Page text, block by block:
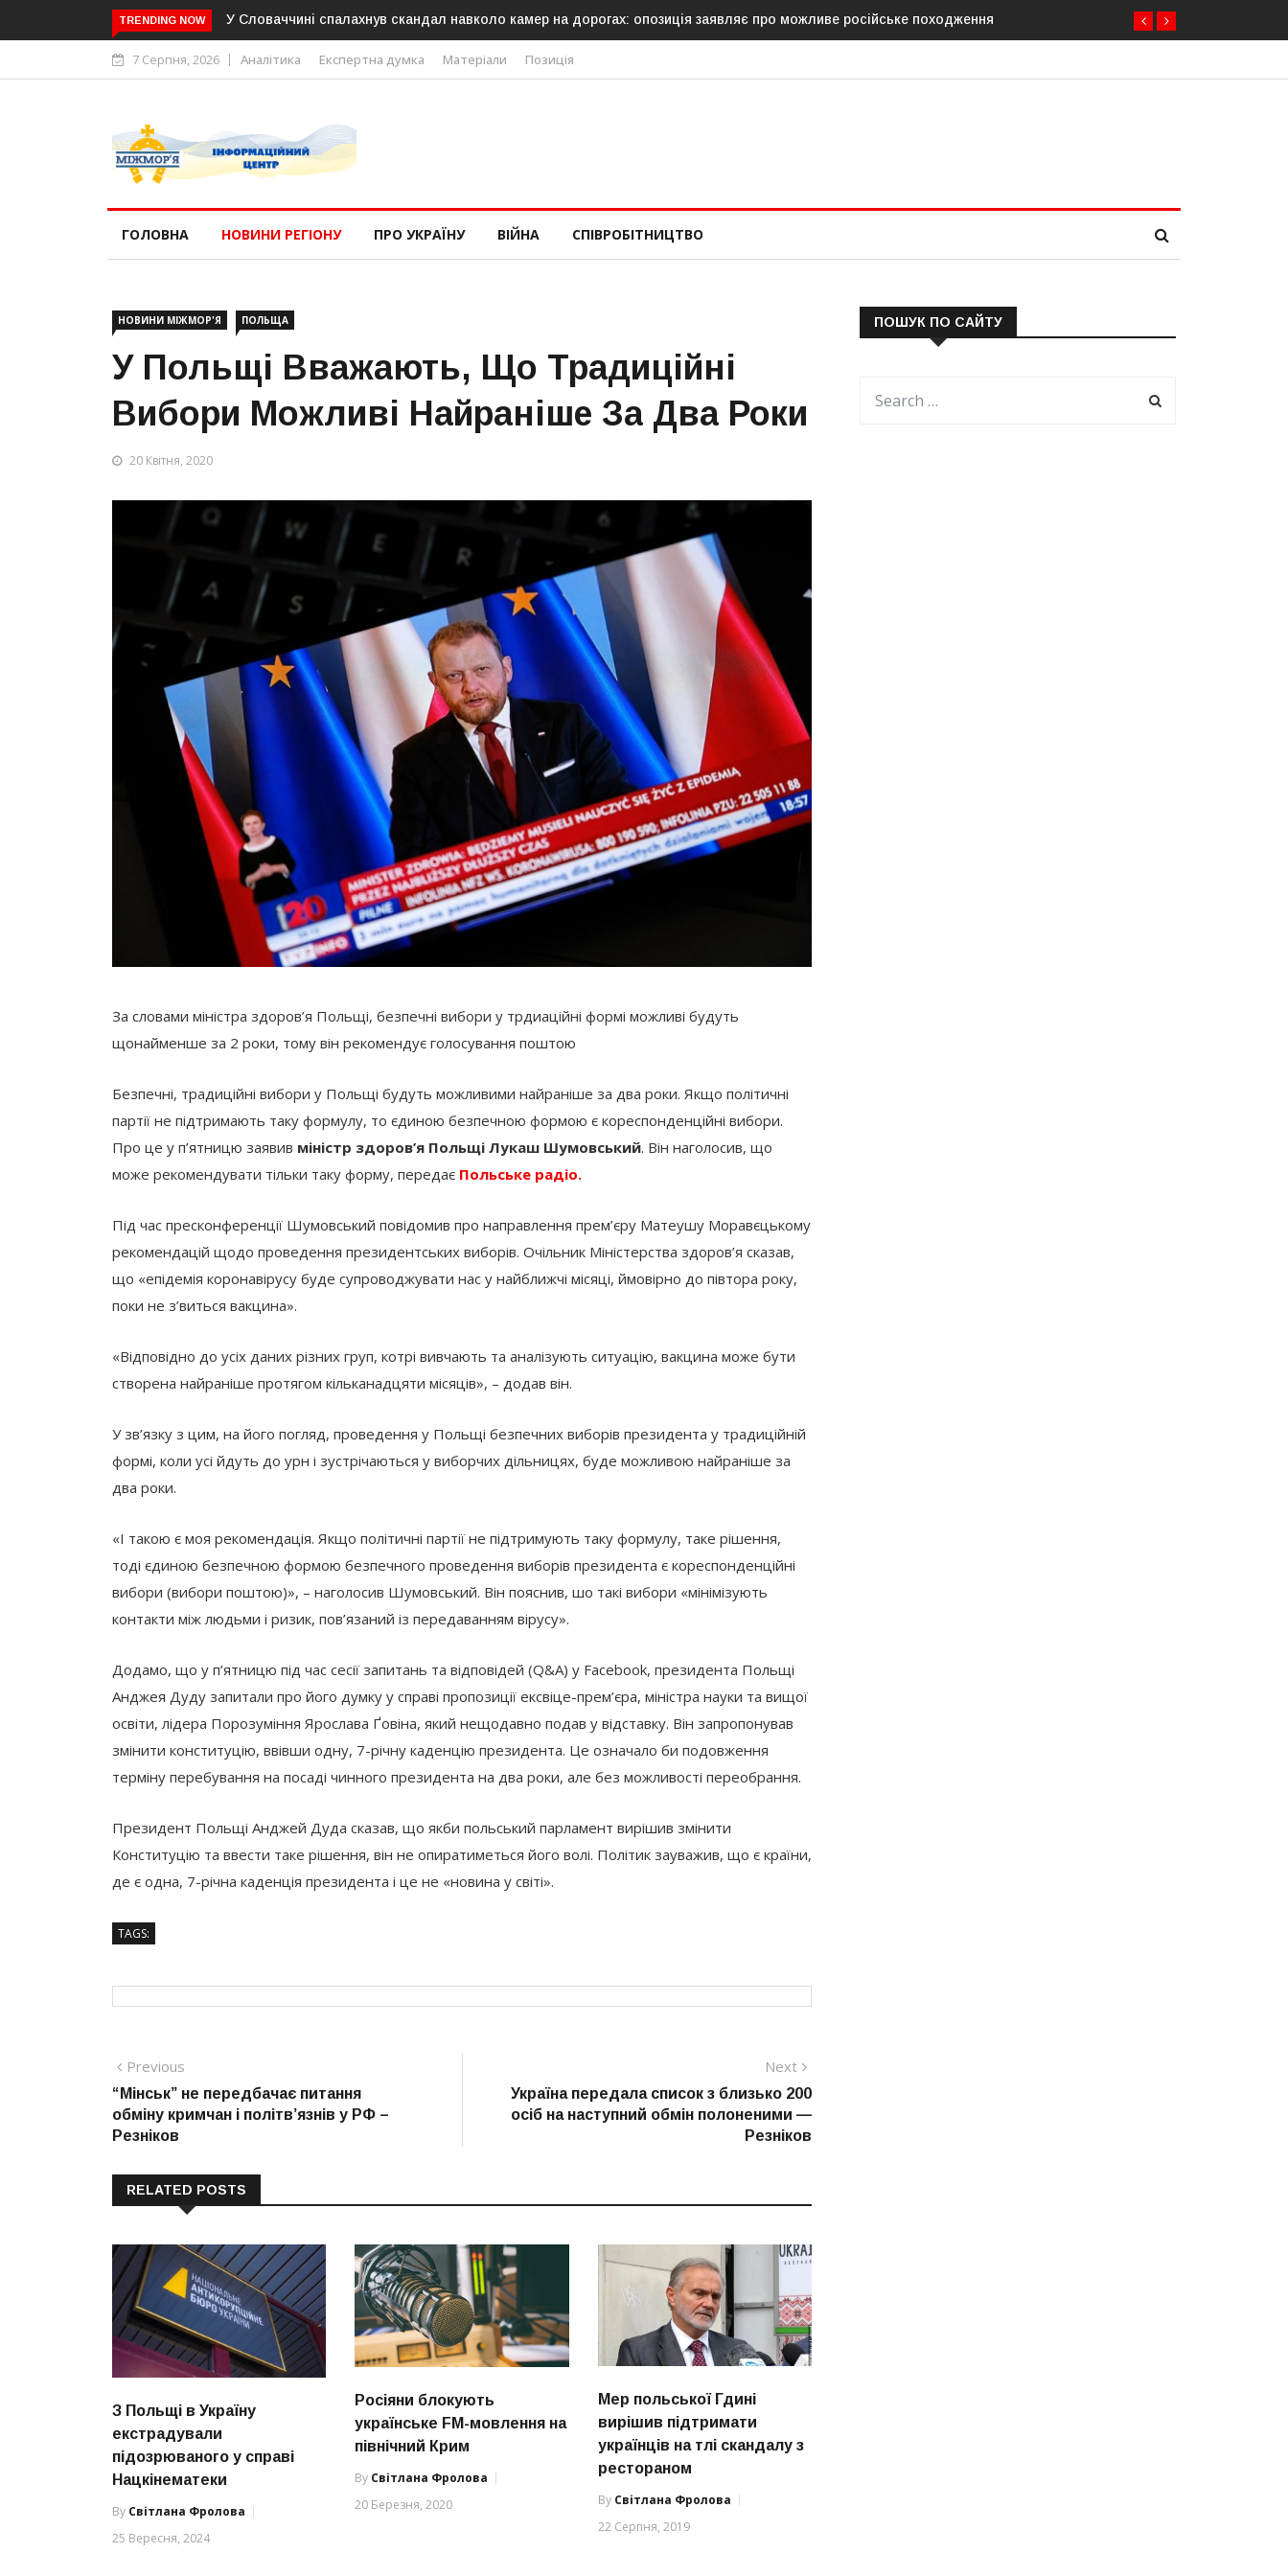
TRENDING NOW
на дорогах: опозиція заявляє про можливе російське походженняУ Молдові готують план дій на випадок припинення постачання газу до Придністров’я
7 Серпня, 2026 Аналітика Експертна думка Матеріали Позиція
ГОЛОВНА НОВИНИ РЕГІОНУ ПРО УКРАЇНУ ВІЙНА СПІВРОБІТНИЦТВО
НОВИНИ МІЖМОР'Я ПОЛЬЩА
У Польщі Вважають, Що Традиційні
Вибори Можливі Найраніше За Два Роки
20 Квітня, 2020
За словами міністра здоров’я Польщі, безпечні вибори у трдиаційні формі можливі будуть
щонайменше за 2 роки, тому він рекомендує голосування поштою
Безпечні, традиційні вибори у Польщі будуть можливими найраніше за два роки. Якщо політичні
партії не підтримають таку формулу, то єдиною безпечною формою є кореспонденційні вибори.
Про це у п’ятницю заявив міністр здоров’я Польщі Лукаш Шумовський. Він наголосив, що
може рекомендувати тільки таку форму, передає Польське радіо.
Під час пресконференції Шумовський повідомив про направлення прем’єру Матеушу Моравєцькому
рекомендацій щодо проведення президентських виборів. Очільник Міністерства здоров’я сказав,
що «епідемія коронавірусу буде супроводжувати нас у найближчі місяці, ймовірно до півтора року,
поки не з’виться вакцина».
«Відповідно до усіх даних різних груп, котрі вивчають та аналізують ситуацію, вакцина може бути
створена найраніше протягом кільканадцяти місяців», – додав він.
У зв’язку з цим, на його погляд, проведення у Польщі безпечних виборів президента у традиційній
формі, коли усі йдуть до урн і зустрічаються у виборчих дільницях, буде можливою найраніше за
два роки.
«І такою є моя рекомендація. Якщо політичні партії не підтримують таку формулу, таке рішення,
тоді єдиною безпечною формою безпечного проведення виборів президента є кореспонденційні
вибори (вибори поштою)», – наголосив Шумовський. Він пояснив, шо такі вибори «мінімізують
контакти між людьми і ризик, пов’язаний із передаванням вірусу».
Додамо, що у п’ятницю під час сесії запитань та відповідей (Q&A) у Facebook, президента Польщі
Анджея Дуду запитали про його думку у справі пропозиції ексвіце-прем’єра, міністра науки та вищої
освіти, лідера Порозуміння Ярослава Ґовіна, який нещодавно подав у відставку. Він запропонував
змінити конституцію, ввівши одну, 7-річну каденцію президента. Це означало би подовження
терміну перебування на посаді чинного президента на два роки, але без можливості переобрання.
Президент Польщі Анджей Дуда сказав, що якби польський парламент вирішив змінити
Конституцію та ввести таке рішення, він не опиратиметься його волі. Політик зауважив, що є країни,
де є одна, 7-річна каденція президента і це не «новина у світі».
TAGS:
Навігація
записів
Previous
post:
“Мінськ” не передбачає питання
обміну кримчан і політв’язнів у РФ –
Резніков
Next
post:
Україна передала список з близько 200
осіб на наступний обмін полоненими —
Резніков
RELATED POSTS
З Польщі в Україну
екстрадували
підозрюваного у справі
Нацкінематеки
By Світлана Фролова
25 Вересня, 2024
Росіяни блокують
українське FM-мовлення на
північний Крим
By Світлана Фролова
20 Березня, 2020
Мер польської Гдині
вирішив підтримати
українців на тлі скандалу з
рестораном
By Світлана Фролова
22 Серпня, 2019
ПОШУК ПО САЙТУ